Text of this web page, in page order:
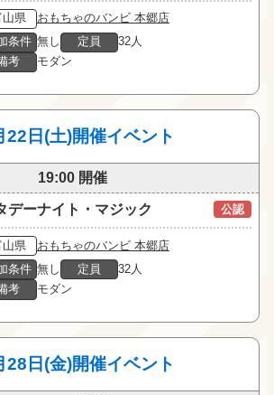
山県
おもちゃのバンビ 本郷店
条件 無し 定員
32人
考
モダン
22日(土)開催イベント
19:00 開催
デーナイト・マジック 公認
山県
おもちゃのバンビ 本郷店
条件 無し 定員
32人
考
モダン
28日(金)開催イベント